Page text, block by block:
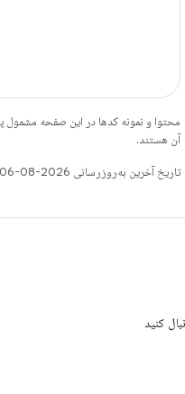
محتوا و نمونه کدها در این صفحه مشمول
آن هستند.
تاریخ آخرین به‌روزرسانی 2026-08-06 به‌وقت ساعت هماهنگ جهانی.